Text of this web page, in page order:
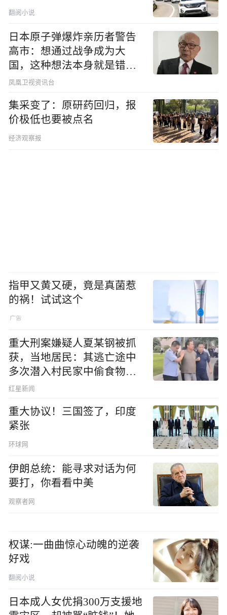
翻阅小说
日本原子弹爆炸亲历者警告
高市：想通过战争成为大
国，这种想法本身就是错误
的
凤凰卫视资讯台
集采变了：原研药回归，报
价极低也要被点名
经济观察报
指甲又黄又硬，竟是真菌惹
的祸！试试这个
重大刑案嫌疑人夏某钢被抓
获，当地居民：其逃亡途中
多次潜入村民家中偷食物被
发现
红星新闻
重大协议！三国签了，印度
紧张
环球网
伊朗总统：能寻求对话为何
要打，你看看中美
观察者网
权谋:一曲曲惊心动魄的逆袭
好戏
翻阅小说
日本成人女优捐300万支援地